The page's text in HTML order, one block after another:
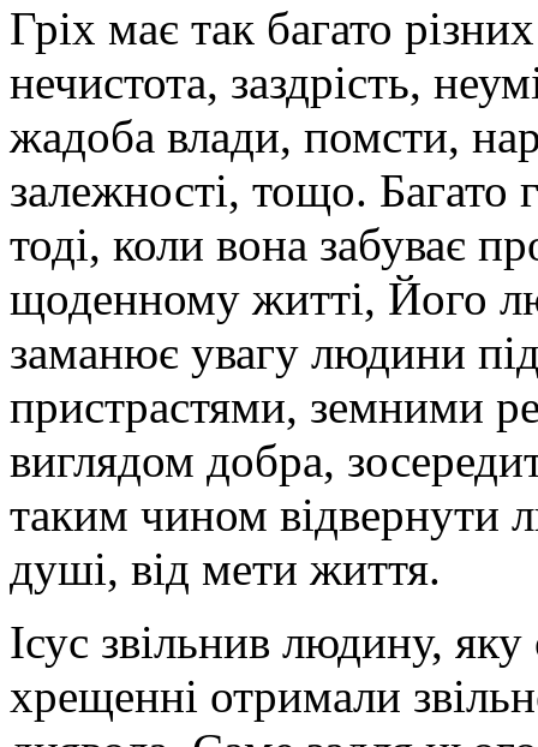
Гріх має так багато
нечистота, заздрість,
жадоба влади, помсти,
залежності, тощо. Багато
тоді, коли вона забуває
щоденному житті, Його
заманює увагу людини
пристрастями, земними
виглядом добра,
таким чином відвернути
душі, від мети життя.
Ісус звільнив людину,
хрещенні отримали